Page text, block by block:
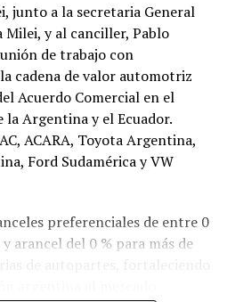
junto a la secretaria General
Milei, y al canciller, Pablo
de trabajo con
cadena de valor automotriz
Acuerdo Comercial en el
Argentina y el Ecuador.
ACARA, Toyota Argentina,
Ford Sudamérica y VW
preferenciales de entre 0
arancel del 0 % para más de